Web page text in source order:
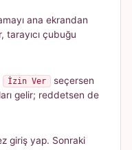
ana ekrandan
tarayıcı çubuğu
İzin Ver
seçersen
gelir; reddetsen de
giriş yap. Sonraki